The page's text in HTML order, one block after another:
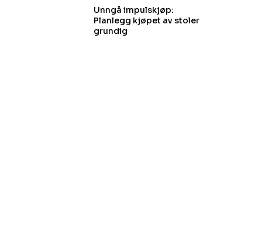
Unngå impulskjøp:
Planlegg kjøpet av stoler
grundig